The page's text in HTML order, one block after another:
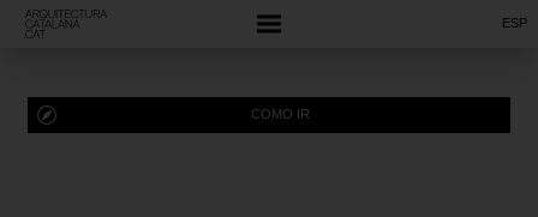
ESP
COMO IR